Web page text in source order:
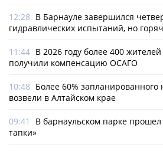
12:28 В Барнауле завершился
гидравлических испытаний, но
11:44 В 2026 году более 400
получили компенсацию ОСАГО
10:48 Более 60% запланированного
возвели в Алтайском крае
09:41
В барнаульском парке
тапки»